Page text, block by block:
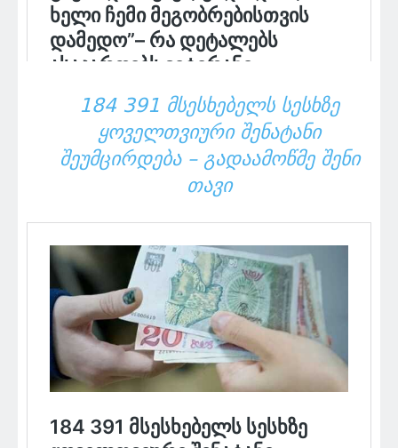
184 391 ᲛᲡᲔᲡᲮᲔᲑᲔᲚᲡ ᲡᲔᲡᲮᲖᲔ
ᲧᲝᲕᲔᲚᲗᲕᲘᲣᲠᲘ ᲨᲔᲜᲐᲢᲐᲜᲘ
ᲨᲔᲣᲛᲪᲘᲠᲓᲔᲑᲐ – ᲒᲐᲓᲐᲐᲛᲝᲬᲛᲔ ᲨᲔᲜᲘ
ᲗᲐᲕᲘ